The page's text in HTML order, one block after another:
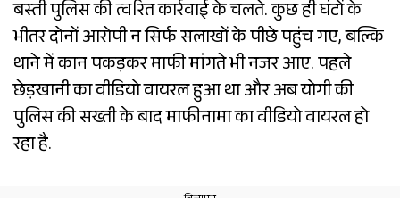
बस्ती पुलिस की त्वरित कार्रवाई के चलते. कुछ ही घंटों के
भीतर दोनों आरोपी न सिर्फ सलाखों के पीछे पहुंच गए, बल्कि
थाने में कान पकड़कर माफी मांगते भी नजर आए. पहले
छेड़खानी का वीडियो वायरल हुआ था और अब योगी की
पुलिस की सख्ती के बाद माफीनामा का वीडियो वायरल हो
रहा है.